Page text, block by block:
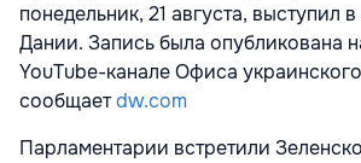
понедельник, 21 августа, выступил
Дании. Запись была опубликована
YouTube-канале Офиса
сообщаетdw.com
Парламентарии встретили